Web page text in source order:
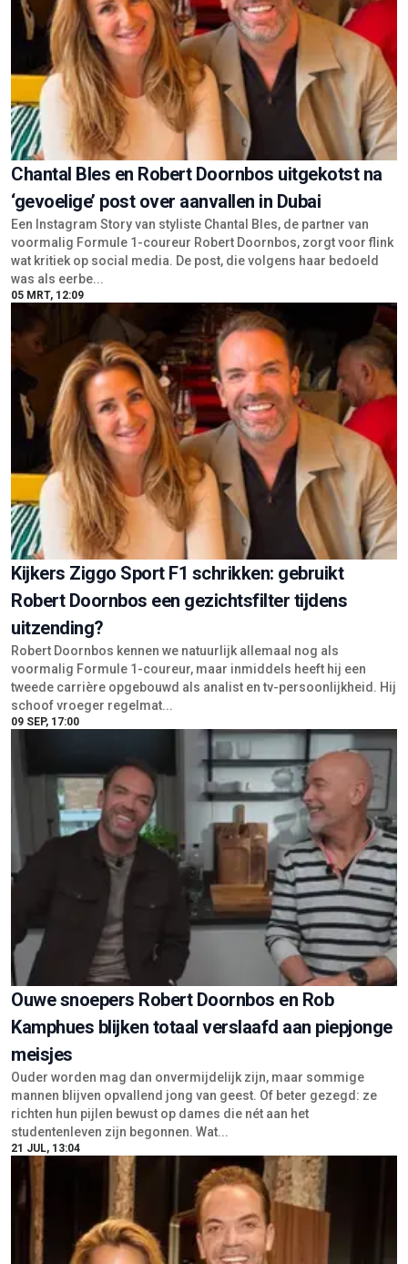
Chantal Bles en Robert Doornbos uitgekotst na
‘gevoelige’ post over aanvallen in Dubai
Een Instagram Story van styliste Chantal Bles, de partner van
voormalig Formule 1-coureur Robert Doornbos, zorgt voor flink
wat kritiek op social media. De post, die volgens haar bedoeld
was als eerbe...
05 MRT, 12:09
Kijkers Ziggo Sport F1 schrikken: gebruikt
Robert Doornbos een gezichtsfilter tijdens
uitzending?
Robert Doornbos kennen we natuurlijk allemaal nog als
voormalig Formule 1-coureur, maar inmiddels heeft hij een
tweede carrière opgebouwd als analist en tv-persoonlijkheid. Hij
schoof vroeger regelmat...
09 SEP, 17:00
Ouwe snoepers Robert Doornbos en Rob
Kamphues blijken totaal verslaafd aan piepjonge
meisjes
Ouder worden mag dan onvermijdelijk zijn, maar sommige
mannen blijven opvallend jong van geest. Of beter gezegd: ze
richten hun pijlen bewust op dames die nét aan het
studentenleven zijn begonnen. Wat...
21 JUL, 13:04